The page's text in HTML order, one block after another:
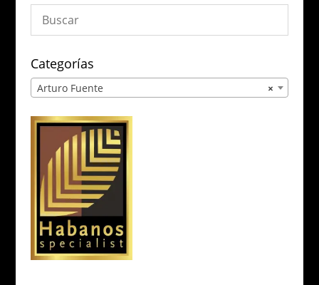
Categorías
×
Arturo Fuente